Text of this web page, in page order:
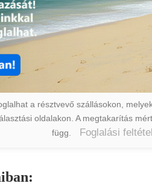
a résztvevő szállásokon,
oldalakon. A megtakarítás
függ.
Foglalási